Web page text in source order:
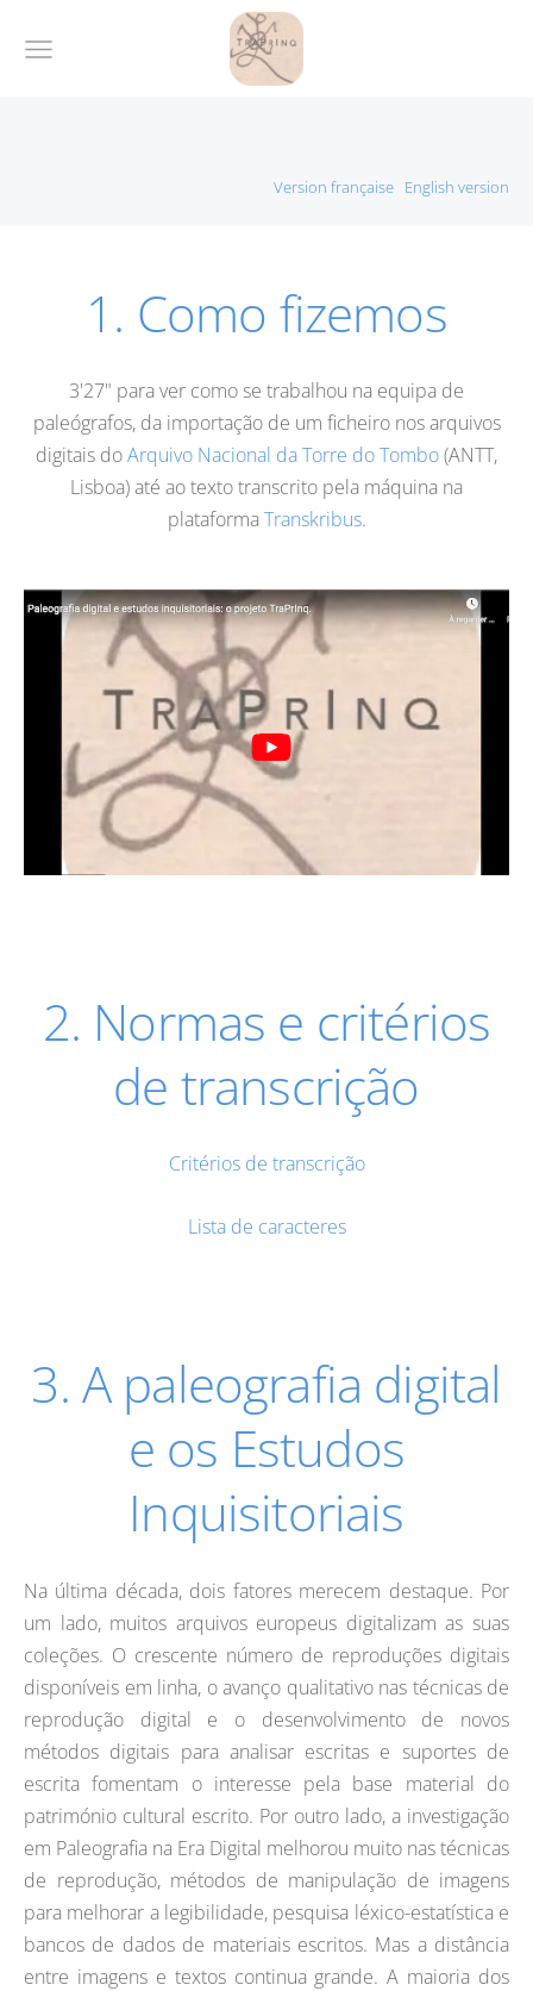
Version française English version
1. Como fizemos
3'27" para ver como se trabalhou na equipa de
paleógrafos, da importação de um ficheiro nos arquivos
digitais doArquivo Nacional da Torre do Tombo(ANTT,
Lisboa) até ao texto transcrito pela máquina na
plataformaTranskribus.
2. Normas e critérios
de transcrição
Critérios de transcrição
Lista de caracteres
3. A paleografia digital
e os Estudos
Inquisitoriais
Na última década, dois fatores merecem destaque. Por
um lado, muitos arquivos europeus digitalizam as suas
coleções. O crescente número de reproduções digitais
disponíveis em linha, o avanço qualitativo nas técnicas de
reprodução digital e o desenvolvimento de novos
métodos digitais para analisar escritas e suportes de
escrita fomentam o interesse pela base material do
património cultural escrito. Por outro lado, a investigação
em Paleografia na Era Digital melhorou muito nas técnicas
de reprodução, métodos de manipulação de imagens
para melhorar a legibilidade, pesquisa léxico-estatística e
bancos de dados de materiais escritos. Mas a distância
entre imagens e textos continua grande. A maioria dos